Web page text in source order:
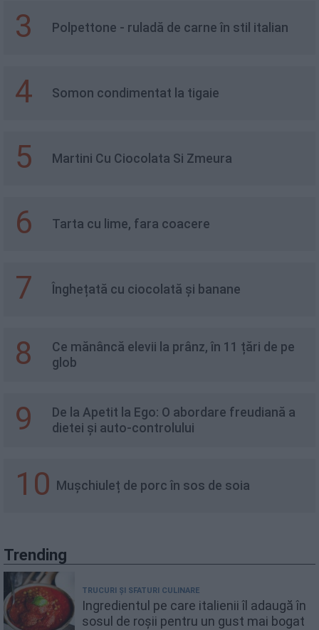
3 Polpettone - ruladă de carne în stil italian
4 Somon condimentat la tigaie
5 Martini Cu Ciocolata Si Zmeura
6 Tarta cu lime, fara coacere
7 Înghețată cu ciocolată și banane
8
Ce mănâncă elevii la prânz, în 11 țări de pe
glob
9
De la Apetit la Ego: O abordare freudiană a
dietei și auto-controlului
10 Mușchiuleț de porc în sos de soia
Trending
TRUCURI ȘI SFATURI CULINARE
Ingredientul pe care italienii îl adaugă în
sosul de roșii pentru un gust mai bogat